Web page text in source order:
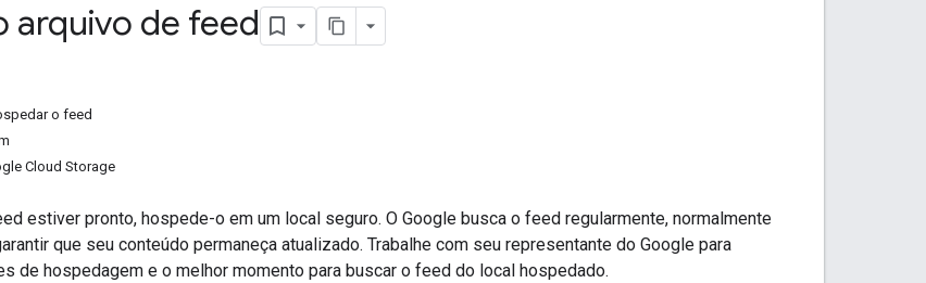
arquivo de feed
o feed
Cloud Storage
estiver pronto, hospede-o em um local seguro. O Google busca o feed regularmente, normalmente
que seu conteúdo permaneça atualizado. Trabalhe com seu representante do Google para
de hospedagem e o melhor momento para buscar o feed do local hospedado.